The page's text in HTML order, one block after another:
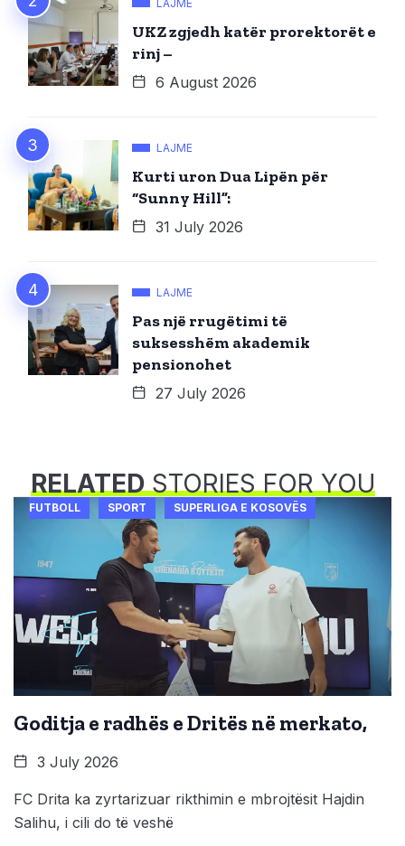
LAJME
UKZ zgjedh katër prorektorët e
rinj –
6 August 2026
LAJME
Kurti uron Dua Lipën për
“Sunny Hill”:
31 July 2026
LAJME
Pas një rrugëtimi të
suksesshëm akademik
pensionohet
27 July 2026
RELATEDSTORIES FOR YOU
FUTBOLL SPORT SUPERLIGA E KOSOVËS
Goditja e radhës e Dritës në merkato,
3 July 2026
FC Drita ka zyrtarizuar rikthimin e mbrojtësit Hajdin
Salihu, i cili do të veshë